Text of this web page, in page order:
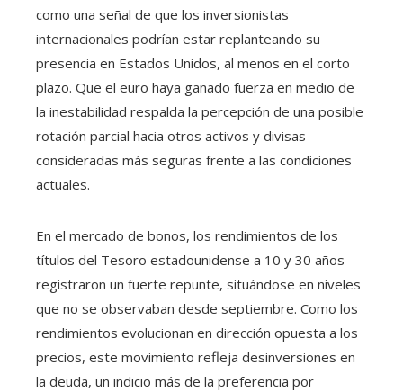
como una señal de que los inversionistas
internacionales podrían estar replanteando su
presencia en Estados Unidos, al menos en el corto
plazo. Que el euro haya ganado fuerza en medio de
la inestabilidad respalda la percepción de una posible
rotación parcial hacia otros activos y divisas
consideradas más seguras frente a las condiciones
actuales.
En el mercado de bonos, los rendimientos de los
títulos del Tesoro estadounidense a 10 y 30 años
registraron un fuerte repunte, situándose en niveles
que no se observaban desde septiembre. Como los
rendimientos evolucionan en dirección opuesta a los
precios, este movimiento refleja desinversiones en
la deuda, un indicio más de la preferencia por